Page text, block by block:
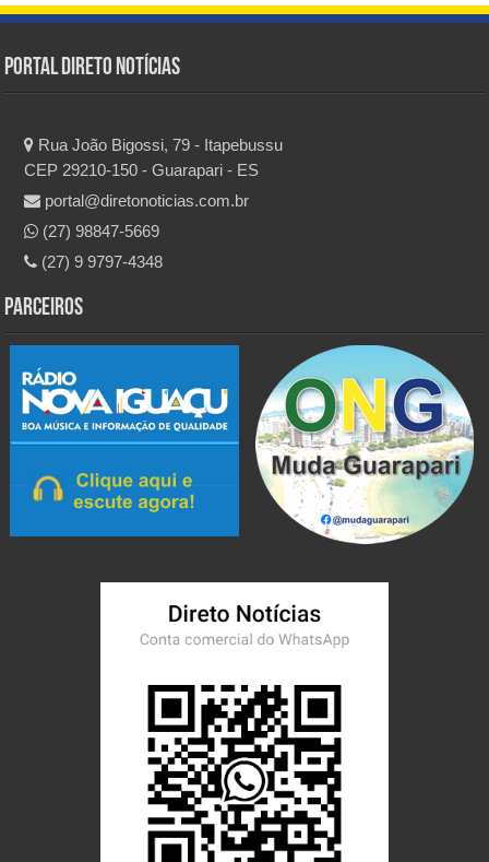
Portal Direto Notícias
Rua João Bigossi, 79 - Itapebussu
CEP 29210-150 - Guarapari - ES
portal@diretonoticias.com.br
(27) 98847-5669
(27) 9 9797-4348
Parceiros